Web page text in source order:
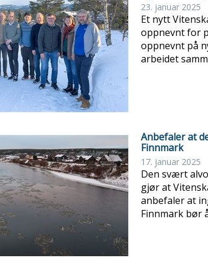
23. januar 2025
Et nytt
oppnevnt for
oppnevnt på
arbeidet
Anbefaler at
Finnmark
17. januar 2025
Den svært
gjør at
anbefaler at
Finnmark bør